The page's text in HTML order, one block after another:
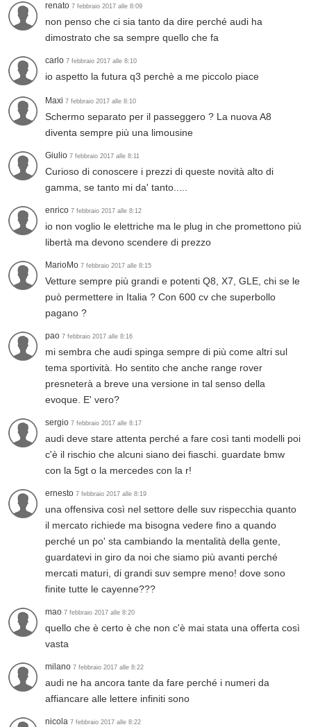
renato 7 febbraio 2017 alle 8:09
non penso che ci sia tanto da dire perché audi ha
dimostrato che sa sempre quello che fa
carlo 7 febbraio 2017 alle 8:10
io aspetto la futura q3 perchè a me piccolo piace
Maxi 7 febbraio 2017 alle 8:10
Schermo separato per il passeggero ? La nuova A8
diventa sempre più una limousine
Giulio 7 febbraio 2017 alle 8:11
Curioso di conoscere i prezzi di queste novità alto di
gamma, se tanto mi da' tanto.....
enrico 7 febbraio 2017 alle 8:12
io non voglio le elettriche ma le plug in che promettono più
libertà ma devono scendere di prezzo
MarioMo 7 febbraio 2017 alle 8:15
Vetture sempre più grandi e potenti Q8, X7, GLE, chi se le
può permettere in Italia ? Con 600 cv che superbollo
pagano ?
pao 7 febbraio 2017 alle 8:16
mi sembra che audi spinga sempre di più come altri sul
tema sportività. Ho sentito che anche range rover
presneterà a breve una versione in tal senso della
evoque. E' vero?
sergio 7 febbraio 2017 alle 8:17
audi deve stare attenta perché a fare così tanti modelli poi
c'è il rischio che alcuni siano dei fiaschi. guardate bmw
con la 5gt o la mercedes con la r!
ernesto 7 febbraio 2017 alle 8:19
una offensiva così nel settore delle suv rispecchia quanto
il mercato richiede ma bisogna vedere fino a quando
perché un po' sta cambiando la mentalità della gente,
guardatevi in giro da noi che siamo più avanti perché
mercati maturi, di grandi suv sempre meno! dove sono
finite tutte le cayenne???
mao 7 febbraio 2017 alle 8:20
quello che è certo è che non c'è mai stata una offerta così
vasta
milano 7 febbraio 2017 alle 8:22
audi ne ha ancora tante da fare perché i numeri da
affiancare alle lettere infiniti sono
nicola 7 febbraio 2017 alle 8:22